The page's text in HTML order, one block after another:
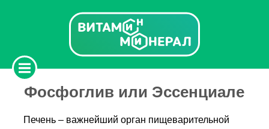
Фосфоглив или Эссенциале
Печень – важнейший орган пищеварительной